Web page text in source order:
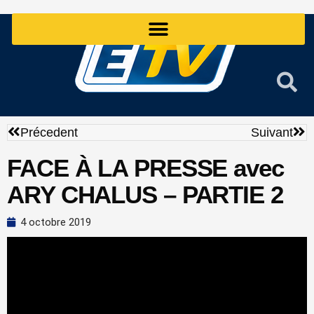
Précédent
Précedent Suivant
FACE À LA PRESSE avec
ARY CHALUS – PARTIE 2
4 octobre 2019